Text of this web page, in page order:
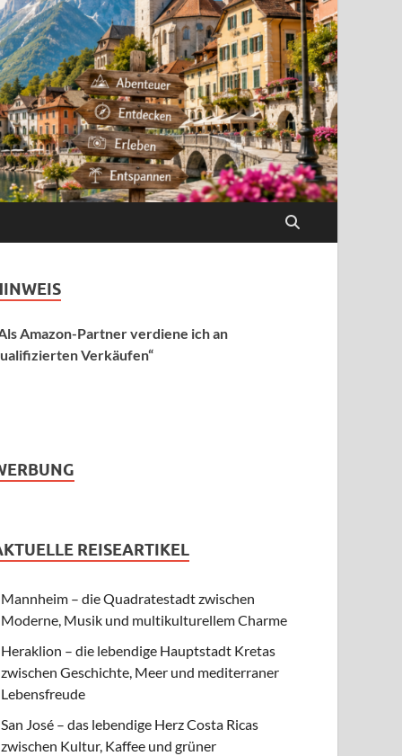
Amazon-Partner verdiene ich an
Verkäufen“
REISEARTIKEL
Mannheim – die Quadratestadt zwischen
Moderne, Musik und multikulturellem Charme
Heraklion – die lebendige Hauptstadt Kretas
zwischen Geschichte, Meer und mediterraner
Lebensfreude
San José – das lebendige Herz Costa Ricas
zwischen Kultur, Kaffee und grüner